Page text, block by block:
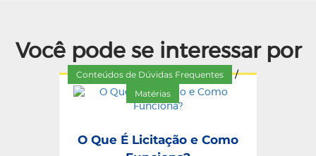
Você pode se interessar por
Conteúdos de Dúvidas Frequentes /
Matérias
O Que É Licitação e Como